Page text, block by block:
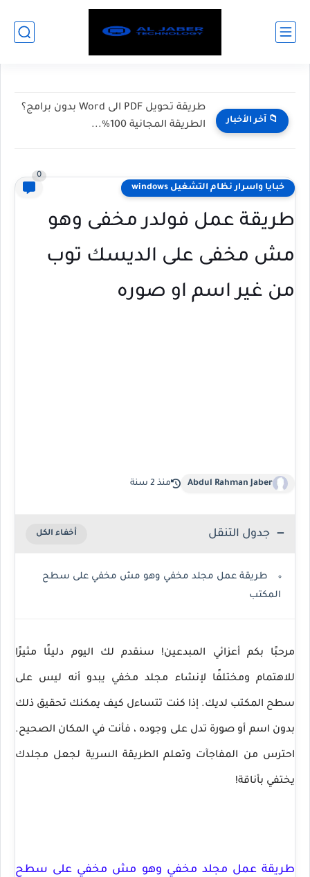
📁 آخر الأخبار
الفرق بين Windows و Chrome OS: أي
نظام أفضل قبل...
خبايا واسرار نظام التشغيل windows
0
طريقة عمل فولدر مخفى وهو
مش مخفى على الديسك توب
من غير اسم او صوره
Abdul Rahman Jaber منذ 2 سنة
جدول التنقل
طريقة عمل مجلد مخفي وهو مش مخفي على سطح
المكتب
مرحبًا بكم أعزائي المبدعين! سنقدم لك اليوم دليلًا مثيرًا
للاهتمام ومختلفًا لإنشاء مجلد مخفي يبدو أنه ليس على
سطح المكتب لديك. إذا كنت تتساءل كيف يمكنك تحقيق ذلك
بدون اسم أو صورة تدل على وجوده ، فأنت في المكان الصحيح.
احترس من المفاجآت وتعلم الطريقة السرية لجعل مجلدك
يختفي بأناقة!
طريقة عمل مجلد مخفي وهو مش مخفي على سطح